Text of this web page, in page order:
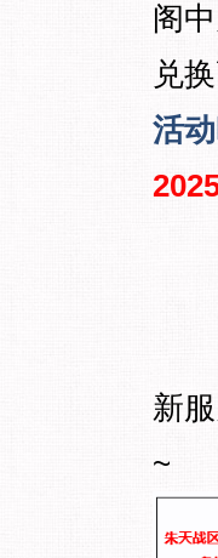
阁
兑
活
新
~